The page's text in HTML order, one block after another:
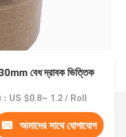
বেধ দ্রাবক ভিত্তিক
：US $0.8~ 1.2 / Roll
আমাদের সাথে যোগাযোগ